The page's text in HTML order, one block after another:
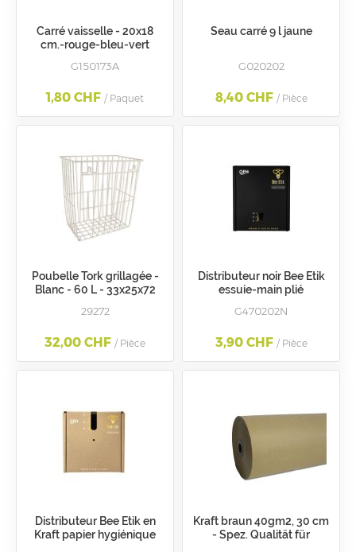
Carré vaisselle - 20x18
cm.-rouge-bleu-vert
G150173A
1,80 CHF / Paquet
Seau carré 9 l jaune
G020202
8,40 CHF / Pièce
Poubelle Tork grillagée -
Blanc - 60 L - 33x25x72
29272
32,00 CHF / Pièce
Distributeur noir Bee Etik
essuie-main plié
G470202N
3,90 CHF / Pièce
Distributeur Bee Etik en
Kraft papier hygiénique
Kraft braun 40gm2, 30 cm
- Spez. Qualität für